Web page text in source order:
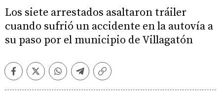
Los siete arrestados asaltaron tráiler
cuando sufrió un accidente en la autovía a
su paso por el municipio de Villagatón
FacebookTwitterWhatsappTelegramCopiar